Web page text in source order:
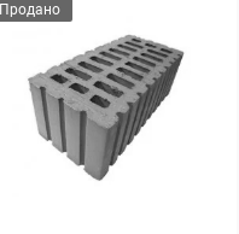
Продано